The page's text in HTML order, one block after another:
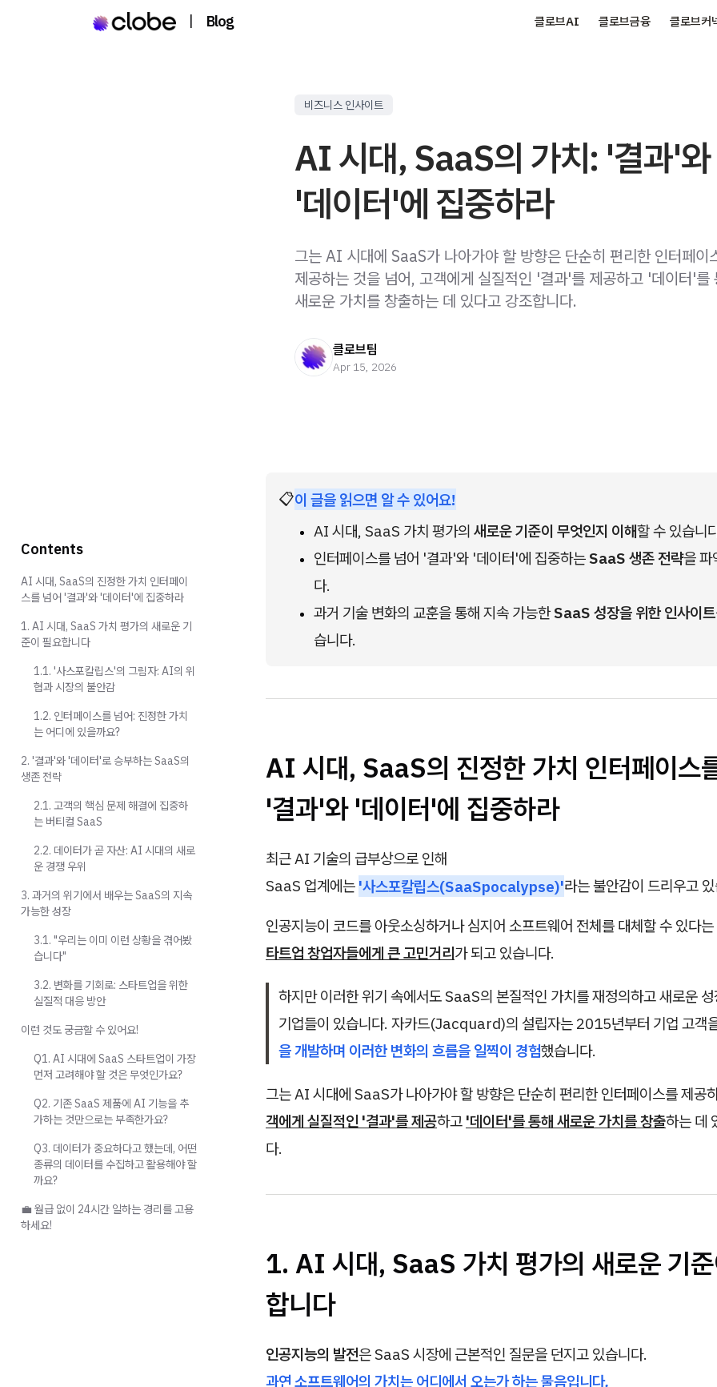
| Blog 클로브AI 클로브금융 클로브커
비즈니스 인사이트
AI 시대, SaaS의 가치: '결과'와
'데이터'에 집중하라
그는 AI 시대에 SaaS가 나아가야 할 방향은 단순히 편리한 인터페이
제공하는 것을 넘어, 고객에게 실질적인 '결과'를 제공하고 '데이터'를
새로운 가치를 창출하는 데 있다고 강조합니다.
클로브팀
Apr 15, 2026
📋이 글을 읽으면 알 수 있어요!
AI 시대, SaaS 가치 평가의 새로운 기준이 무엇인지 이해할 수 있습니
인터페이스를 넘어 '결과'와 '데이터'에 집중하는 SaaS 생존 전략을 파
다.
과거 기술 변화의 교훈을 통해 지속 가능한 SaaS 성장을 위한 인사이트
습니다.
AI 시대, SaaS의 진정한 가치 인터페이스
'결과'와 '데이터'에 집중하라
최근 AI 기술의 급부상으로 인해
SaaS 업계에는 '사스포칼립스(SaaSpocalypse)'라는 불안감이 드리우고
인공지능이 코드를 아웃소싱하거나 심지어 소프트웨어 전체를 대체할 수 있다
타트업 창업자들에게 큰 고민거리가 되고 있습니다.
하지만 이러한 위기 속에서도 SaaS의 본질적인 가치를 재정의하고 새로운
기업들이 있습니다. 자카드(Jacquard)의 설립자는 2015년부터 기업 고객
을 개발하며 이러한 변화의 흐름을 일찍이 경험했습니다.
그는 AI 시대에 SaaS가 나아가야 할 방향은 단순히 편리한 인터페이스를 제공
객에게 실질적인 '결과'를 제공하고 '데이터'를 통해 새로운 가치를 창출하는 데
다.
1. AI 시대, SaaS 가치 평가의 새로운 기
합니다
인공지능의 발전은 SaaS 시장에 근본적인 질문을 던지고 있습니다.
과연 소프트웨어의 가치는 어디에서 오는가 하는 물음입니다.
Contents
AI 시대, SaaS의 진정한 가치 인터페이
스를 넘어 '결과'와 '데이터'에 집중하라
1. AI 시대, SaaS 가치 평가의 새로운 기
준이 필요합니다
1.1. '사스포칼립스'의 그림자: AI의 위
협과 시장의 불안감
1.2. 인터페이스를 넘어: 진정한 가치
는 어디에 있을까요?
2. '결과'와 '데이터'로 승부하는 SaaS의
생존 전략
2.1. 고객의 핵심 문제 해결에 집중하
는 버티컬 SaaS
2.2. 데이터가 곧 자산: AI 시대의 새로
운 경쟁 우위
3. 과거의 위기에서 배우는 SaaS의 지속
가능한 성장
3.1. "우리는 이미 이런 상황을 겪어봤
습니다"
3.2. 변화를 기회로: 스타트업을 위한
실질적 대응 방안
이런 것도 궁금할 수 있어요!
Q1. AI 시대에 SaaS 스타트업이 가장
먼저 고려해야 할 것은 무엇인가요?
Q2. 기존 SaaS 제품에 AI 기능을 추
가하는 것만으로는 부족한가요?
Q3. 데이터가 중요하다고 했는데, 어떤
종류의 데이터를 수집하고 활용해야 할
까요?
💼 월급 없이 24시간 일하는 경리를 고용
하세요!